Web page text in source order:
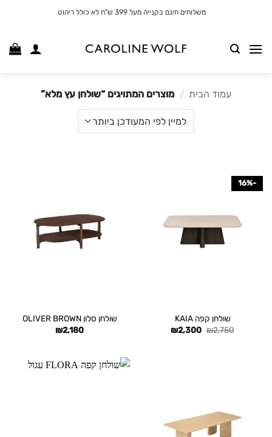
משלוחים חינם בקנייה מעל 399 ש"ח לא כולל ריהוט
עמוד הבית / מוצרים המתויגים “שולחן עץ מלא”
-16%
שולחן קפה KAIA
₪2,750
המחיר ₪2,300
המחיר
שולחן סלון OLIVER BROWN
₪2,180